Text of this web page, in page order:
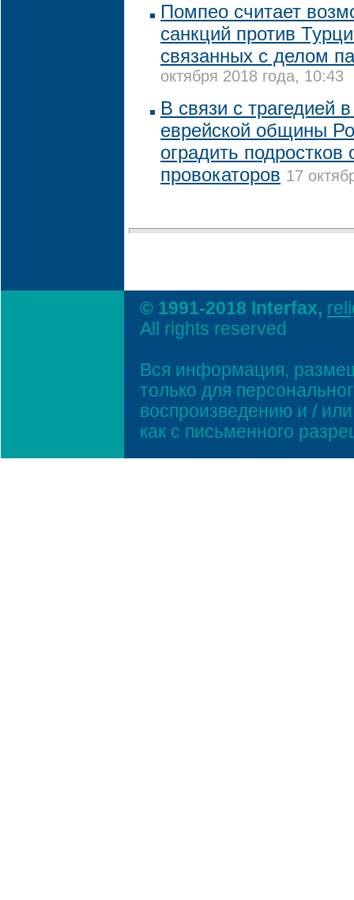
Помпео считает
санкций против
связанных с делом
октября 2018 года, 10:43
В связи с трагедией
еврейской общины
оградить подростков
провокаторов 17
© 1991-2018 Interfax,
All rights reserved
Вся информация,
только для
воспроизведению и /
как с письменного